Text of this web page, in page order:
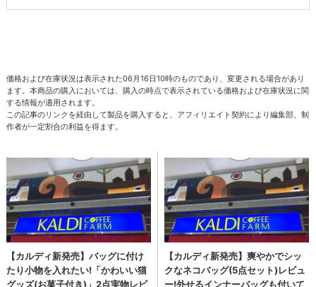
価格および在庫状況は表示された06月16日10時のものであり、変更される場合があり
ます。本商品の購入においては、購入の時点で表示されている価格および在庫状況に関
する情報が適用されます。
この記事のリンクを経由して製品を購入すると、アフィリエイト契約により編集部、制
作者が一定割合の利益を得ます。